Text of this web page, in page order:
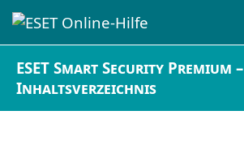
ESET Smart Security Premium –
Inhaltsverzeichnis